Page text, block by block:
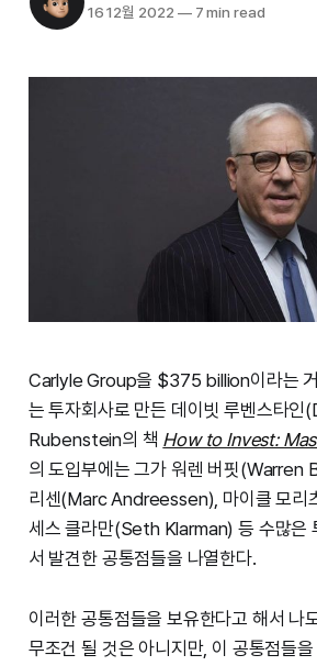
16 12월 2022 —7 min read
Carlyle Group을 $375 billion이라는
는 투자회사로 만든 데이빗 루벤스타인
Rubenstein의 책 How to Invest:
의 도입부에는 그가 워렌 버핏
리센(Marc Andreessen), 마이클 모
세스 클라만(Seth Klarman) 등 수많은
서 발견한 공통점들을 나열한다.
이러한 공통점들을 보유한다고 해서 나
무조건 될 것은 아니지만, 이 공통점들